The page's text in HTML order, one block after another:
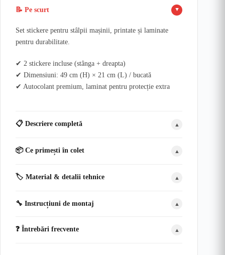
📝 Pe scurt ▲
Set stickere pentru stâlpii mașinii, printate și laminate
pentru durabilitate.
✔ 2 stickere incluse (stânga + dreapta)
✔ Dimensiuni: 49 cm (H) × 21 cm (L) / bucată
✔ Autocolant premium, laminat pentru protecție extra
📋 Descriere completă ▲
📦 Ce primești în colet ▲
🏷️ Material & detalii tehnice ▲
🔧 Instrucțiuni de montaj ▲
❓ Întrebări frecvente ▲